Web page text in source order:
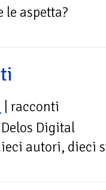
le aspetta?
| racconti
Digital
autori, dieci